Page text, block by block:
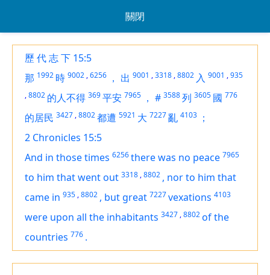
關閉
歷 代 志 下 15:5
那 1992 時 9002 ,6256 ， 出 9001 ,3318 ,8802 入 9001 ,935
,8802 的人不得 369平安 7965 ， # 3588列 3605 國 776
的居民 3427 ,8802都遭 5921 大 7227亂 4103 ；
2 Chronicles 15:5
And in those times 6256there was no peace 7965
to him that went out 3318 ,8802 , nor to him that
came in 935 ,8802 , but great 7227vexations 4103
were upon all the inhabitants 3427 ,8802of the
countries 776 .